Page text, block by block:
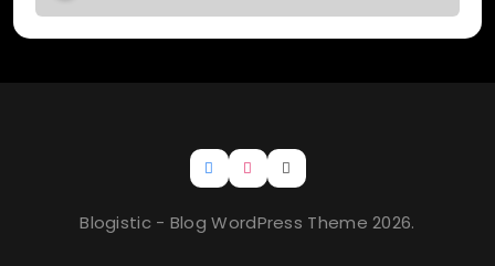
Blogistic - Blog WordPress Theme 2026.